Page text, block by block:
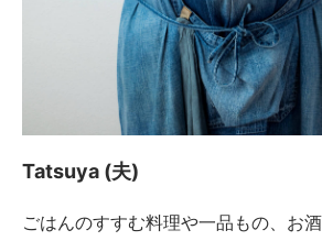
Tatsuya (夫)
ごはんのすすむ料理や一品もの、お